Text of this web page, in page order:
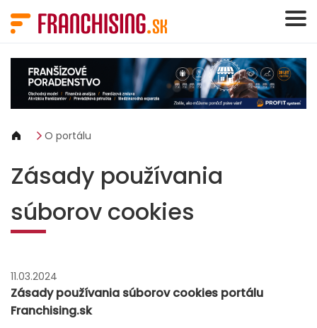
O portálu
Zásady používania
súborov cookies
11.03.2024
Zásady používania súborov cookies portálu
Franchising.sk